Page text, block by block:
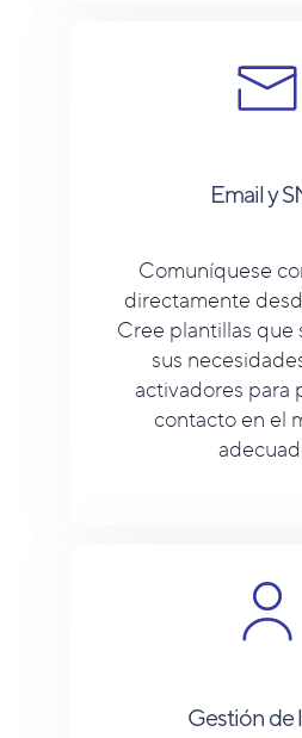
Email y
Comuníquese
directamente
Cree plantillas que
sus
activadores para
contacto en el
Gestión de